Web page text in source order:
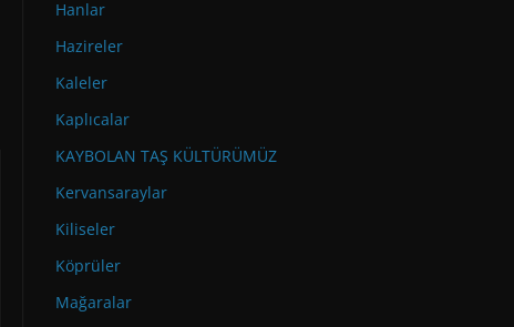
Hanlar
Hazireler
Kaleler
Kaplıcalar
KAYBOLAN TAŞ KÜLTÜRÜMÜZ
Kervansaraylar
Kiliseler
Köprüler
Mağaralar